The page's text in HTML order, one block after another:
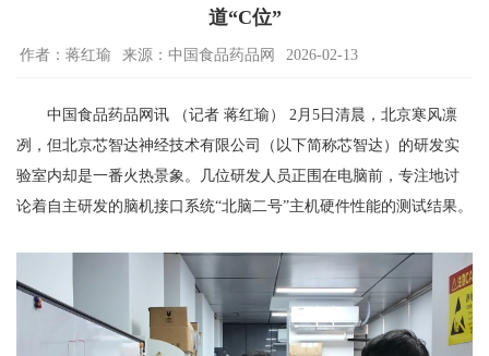
道“C位”
作者：蒋红瑜 来源：中国食品药品网 2026-02-13
中国食品药品网讯 （记者 蒋红瑜） 2月5日清晨，北京寒风凛
冽，但北京芯智达神经技术有限公司（以下简称芯智达）的研发实
验室内却是一番火热景象。几位研发人员正围在电脑前，专注地讨
论着自主研发的脑机接口系统“北脑二号”主机硬件性能的测试结果。